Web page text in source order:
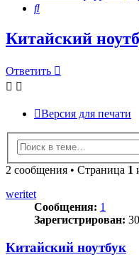
Поиск
Китайский
Ответить
Ответить
Версия для печати
2 сообщения • Страница 1
weritet
Сообщения: 1
Зарегистрирован:
Китайский ноутбук